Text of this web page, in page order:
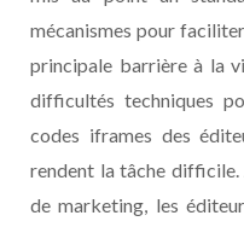
mécanismes pour
principale barrière à la
difficultés techniques
codes iframes des
rendent la tâche difficile.
de marketing, les